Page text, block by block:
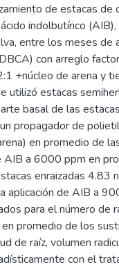
de estacas de
indolbutírico
entre los meses
con arreglo
+núcleo de arena y
estacas
basal de las
propagador de
en promedio de
AIB a 6000 ppm en
enraizadas 4.83
aplicación de AIB a
para el número de
promedio de los
de raíz, volumen
con el